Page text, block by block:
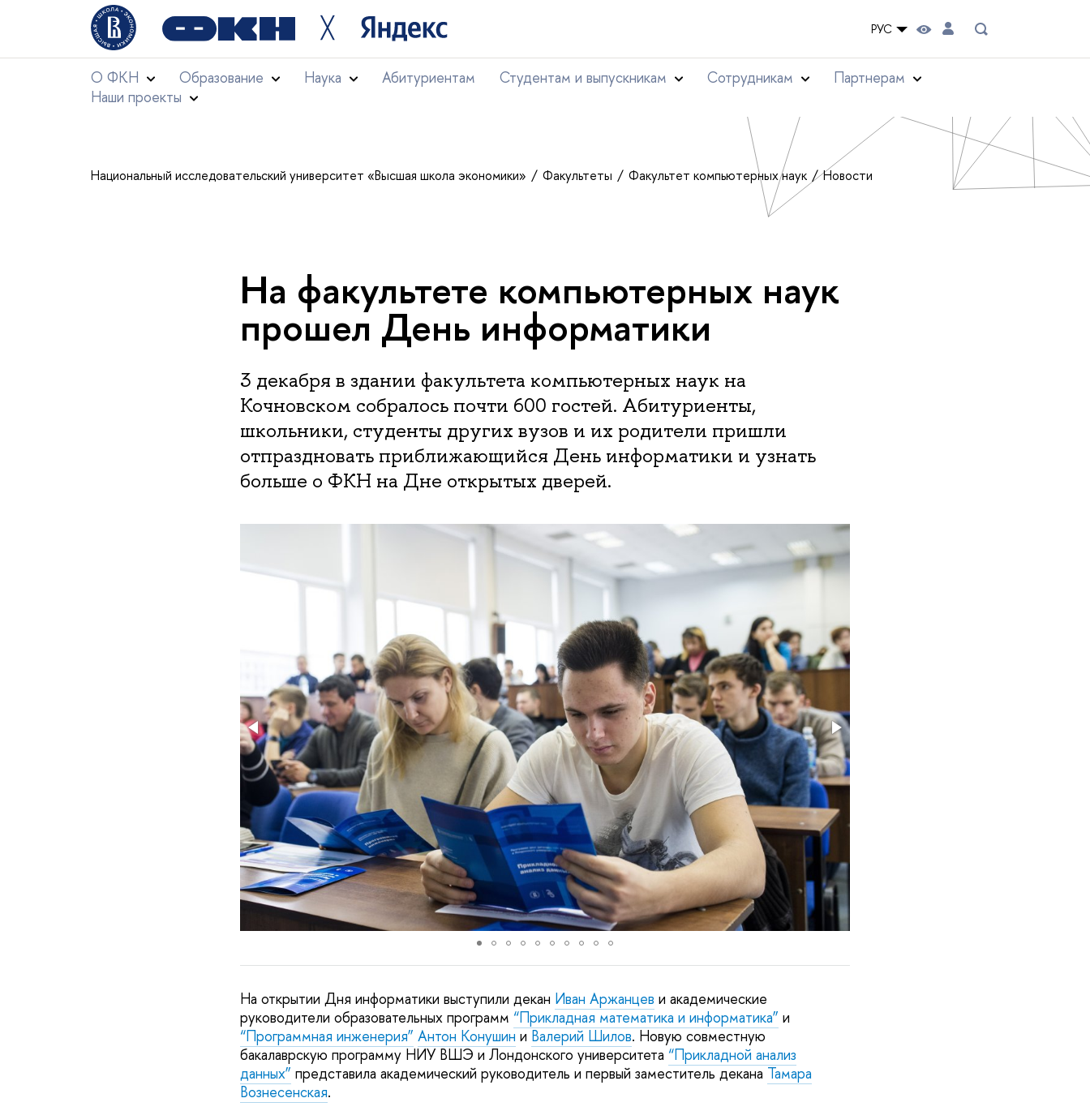
╳ РУС
О ФКН Образование Наука Абитуриентам Студентам и выпускникам Сотрудникам
Партнерам
Наши проекты
Национальный исследовательский университет «Высшая школа экономики» Факультеты Факультет компьютерных наук Новости
На факультете компьютерных наук
прошел День информатики
3 декабря в здании факультета компьютерных наук на
Кочновском собралось почти 600 гостей. Абитуриенты,
школьники, студенты других вузов и их родители пришли
отпраздновать приближающийся День информатики и узнать
больше о ФКН на Дне открытых дверей.
На открытии Дня информатики выступили декан Иван Аржанцев и академические
руководители образовательных программ “Прикладная математика и информатика” и
“Программная инженерия” Антон Конушин и Валерий Шилов. Новую совместную
бакалаврскую программу НИУ ВШЭ и Лондонского университета “Прикладной анализ
данных” представила академический руководитель и первый заместитель декана Тамара
Вознесенская.